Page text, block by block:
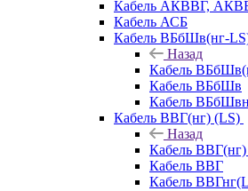
Кабель АКВВГ,
Кабель АСБ
Кабель ВБбШв(нг-
Назад
Кабель
Кабель ВБбШв
Кабель
Кабель ВВГ(нг) (LS)
Назад
Кабель
Кабель ВВГ
Кабель